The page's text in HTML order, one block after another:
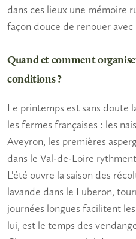
dans ces lieux une mémoire
façon douce de renouer
Quand et comment
conditions ?
Le printemps est sans doute
les fermes françaises : les
Aveyron, les premières
dans le Val-de-Loire
L'été ouvre la saison des
lavande dans le Luberon,
journées longues facilitent
lui, est le temps des